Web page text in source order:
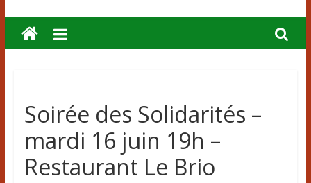
Soirée des Solidarités –
mardi 16 juin 19h –
Restaurant Le Brio